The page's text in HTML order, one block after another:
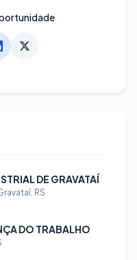
DE GRAVATAÍ
RS
DO TRABALHO